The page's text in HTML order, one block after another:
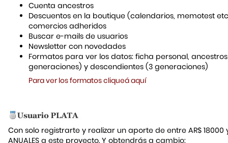
Cuenta ancestros
Descuentos en la boutique (calendarios, memotest
comercios adheridos
Buscar e-mails de usuarios
Newsletter con novedades
Formatos para ver los datos: ficha personal,
generaciones) y descendientes (3 generaciones)
Para ver los formatos cliqueá aquí
Con solo registrarte y realizar un aporte de entre AR$ 18000
ANUALES a este proyecto. Y obtendrás a cambio: